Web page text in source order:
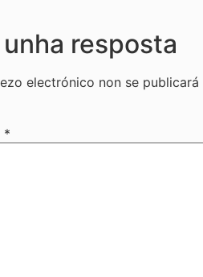
resposta
electrónico non se publicará
*